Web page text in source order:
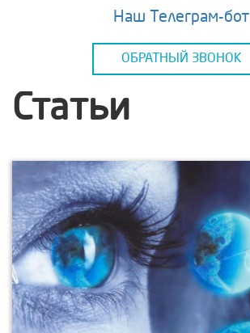
Наш Телеграм-бот
ОБРАТНЫЙ ЗВОНОК
Статьи